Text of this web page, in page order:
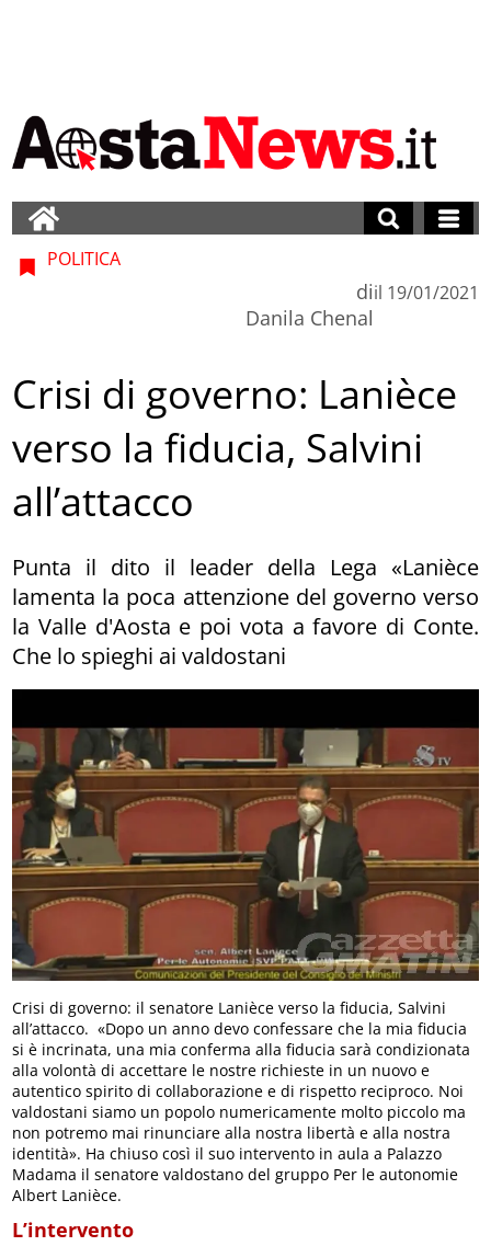
POLITICA
di
Danila Chenal
il 19/01/2021
Crisi di governo: Lanièce
verso la fiducia, Salvini
all’attacco
Punta il dito il leader della Lega «Lanièce
lamenta la poca attenzione del governo verso
la Valle d'Aosta e poi vota a favore di Conte.
Che lo spieghi ai valdostani
Crisi di governo: il senatore Lanièce verso la fiducia, Salvini
all’attacco. «Dopo un anno devo confessare che la mia fiducia
si è incrinata, una mia conferma alla fiducia sarà condizionata
alla volontà di accettare le nostre richieste in un nuovo e
autentico spirito di collaborazione e di rispetto reciproco. Noi
valdostani siamo un popolo numericamente molto piccolo ma
non potremo mai rinunciare alla nostra libertà e alla nostra
identità». Ha chiuso così il suo intervento in aula a Palazzo
Madama il senatore valdostano del gruppo Per le autonomie
Albert Lanièce.
L’intervento